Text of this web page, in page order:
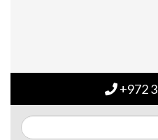
+972